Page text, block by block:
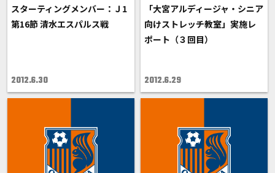
スターティングメンバー：Ｊ1
第16節 清水エスパルス戦
2012.6.30
「大宮アルディージャ・シニア
向けストレッチ教室」実施レ
ポート（３回目）
2012.6.29